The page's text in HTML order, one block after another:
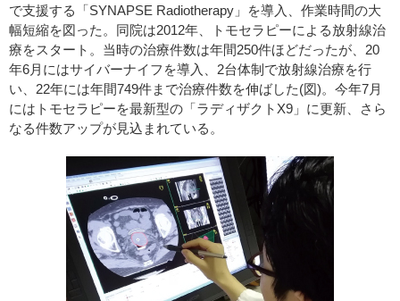
で支援する「SYNAPSE Radiotherapy」を導入、作業時間の大
幅短縮を図った。同院は2012年、トモセラピーによる放射線治
療をスタート。当時の治療件数は年間250件ほどだったが、20
年6月にはサイバーナイフを導入、2台体制で放射線治療を行
い、22年には年間749件まで治療件数を伸ばした(図)。今年7月
にはトモセラピーを最新型の「ラディザクトX9」に更新、さら
なる件数アップが見込まれている。